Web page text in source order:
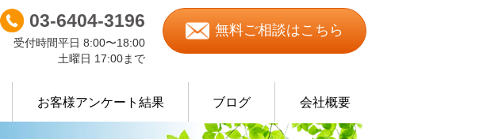
03-6404-3196
受付時間平日 8:00〜18:00
土曜日 17:00まで
無料ご相談はこちら
お客様アンケート結果 ブログ 会社概要